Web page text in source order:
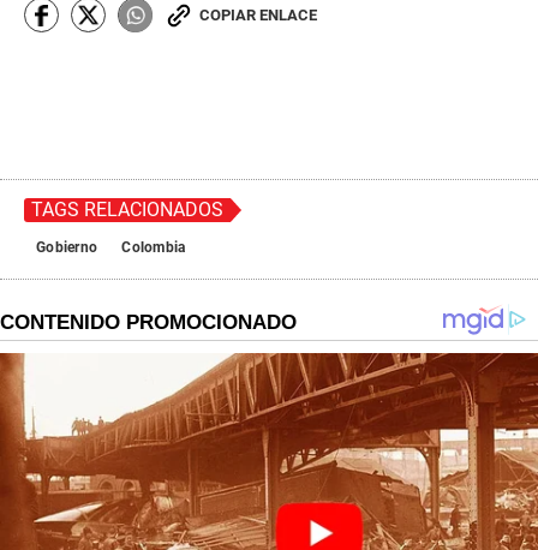
COPIAR ENLACE
TAGS RELACIONADOS
Gobierno Colombia